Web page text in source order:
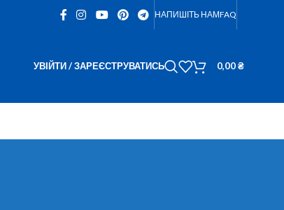
НАПИШІТЬ НАМFAQ
УВІЙТИ / ЗАРЕЄСТРУВАТИСЬ 0,00₴